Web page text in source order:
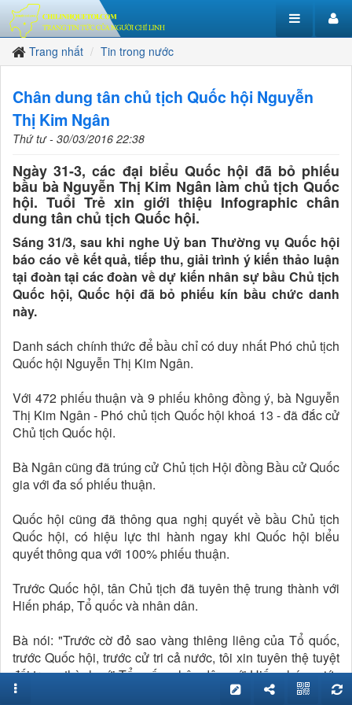
Trang nhất Tin trong nước
Chân dung tân chủ tịch Quốc hội Nguyễn
Thị Kim Ngân
Thứ tư - 30/03/2016 22:38
Ngày 31-3, các đại biểu Quốc hội đã bỏ phiếu
bầu bà Nguyễn Thị Kim Ngân làm chủ tịch Quốc
hội. Tuổi Trẻ xin giới thiệu Infographic chân
dung tân chủ tịch Quốc hội.
Sáng 31/3, sau khi nghe Uỷ ban Thường vụ Quốc hội
báo cáo về kết quả, tiếp thu, giải trình ý kiến thảo luận
tại đoàn tại các đoàn về dự kiến nhân sự bầu Chủ tịch
Quốc hội, Quốc hội đã bỏ phiếu kín bầu chức danh
này.
Danh sách chính thức để bầu chỉ có duy nhất Phó chủ tịch
Quốc hội Nguyễn Thị Kim Ngân.
Với 472 phiếu thuận và 9 phiếu không đồng ý, bà Nguyễn
Thị Kim Ngân - Phó chủ tịch Quốc hội khoá 13 - đã đắc cử
Chủ tịch Quốc hội.
Bà Ngân cũng đã trúng cử Chủ tịch Hội đồng Bầu cử Quốc
gia với đa số phiếu thuận.
Quốc hội cũng đã thông qua nghị quyết về bầu Chủ tịch
Quốc hội, có hiệu lực thi hành ngay khi Quốc hội biểu
quyết thông qua với 100% phiếu thuận.
Trước Quốc hội, tân Chủ tịch đã tuyên thệ trung thành với
Hiến pháp, Tổ quốc và nhân dân.
Bà nói: "Trước cờ đỏ sao vàng thiêng liêng của Tổ quốc,
trước Quốc hội, trước cử tri cả nước, tôi xin tuyên thệ tuyệt
đối trung thành với Tổ quốc, nhân dân, với Hiến pháp nước
Cộng hoà Xã hội Chủ nghĩa Việt Nam. Tôi nguyện nỗ lực